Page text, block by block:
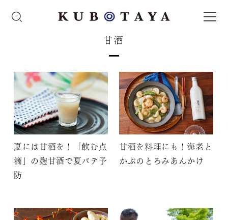
甘酒
夏には甘酒を！「飲む点
滴」の麹甘酒で夏バテ予
防
甘酒を料理にも！海老と
かぶのとろみあんかけ